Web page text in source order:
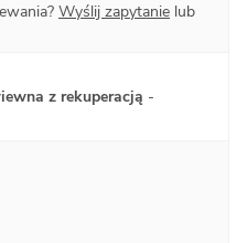
Wyślij zapytanie lub
z rekuperacją -